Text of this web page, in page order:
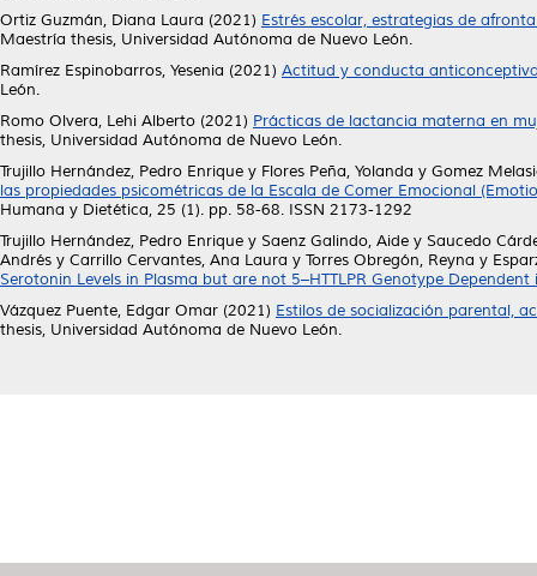
Ortiz Guzmán, Diana Laura (2021) Estrés escolar, estrategias de
Maestría thesis, Universidad Autónoma de Nuevo León.
Ramírez Espinobarros, Yesenia (2021) Actitud y conducta
León.
Romo Olvera, Lehi Alberto (2021) Prácticas de lactancia materna en
thesis, Universidad Autónoma de Nuevo León.
Trujillo Hernández, Pedro Enrique y Flores Peña, Yolanda y Gomez
las propiedades psicométricas de la Escala de Comer Emocional
Humana y Dietética, 25 (1). pp. 58-68. ISSN 2173-1292
Trujillo Hernández, Pedro Enrique y Saenz Galindo, Aide y Saucedo
Andrés y Carrillo Cervantes, Ana Laura y Torres Obregón, Reyna y
Serotonin Levels in Plasma but are not 5–HTTLPR Genotype
Vázquez Puente, Edgar Omar (2021) Estilos de socialización parental,
thesis, Universidad Autónoma de Nuevo León.